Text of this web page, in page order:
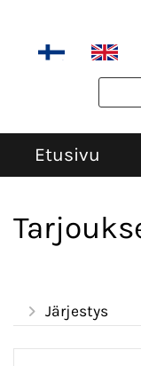
Etusivu
Järjestys